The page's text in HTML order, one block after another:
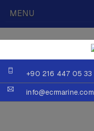
MENU
+90 216 447 05 33
info@ecrmarine.com